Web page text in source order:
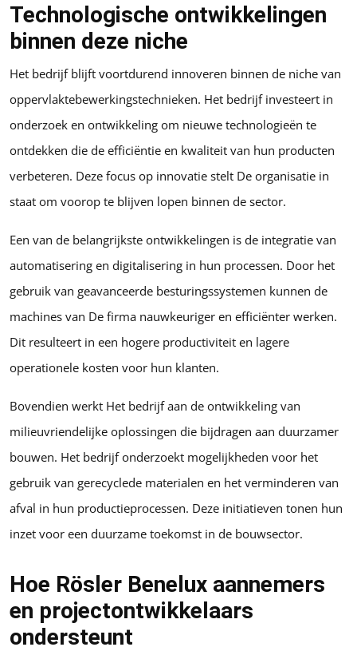
Technologische ontwikkelingen
binnen deze niche
Het bedrijf blijft voortdurend innoveren binnen de niche van
oppervlaktebewerkingstechnieken. Het bedrijf investeert in
onderzoek en ontwikkeling om nieuwe technologieën te
ontdekken die de efficiëntie en kwaliteit van hun producten
verbeteren. Deze focus op innovatie stelt De organisatie in
staat om voorop te blijven lopen binnen de sector.
Een van de belangrijkste ontwikkelingen is de integratie van
automatisering en digitalisering in hun processen. Door het
gebruik van geavanceerde besturingssystemen kunnen de
machines van De firma nauwkeuriger en efficiënter werken.
Dit resulteert in een hogere productiviteit en lagere
operationele kosten voor hun klanten.
Bovendien werkt Het bedrijf aan de ontwikkeling van
milieuvriendelijke oplossingen die bijdragen aan duurzamer
bouwen. Het bedrijf onderzoekt mogelijkheden voor het
gebruik van gerecyclede materialen en het verminderen van
afval in hun productieprocessen. Deze initiatieven tonen hun
inzet voor een duurzame toekomst in de bouwsector.
Hoe Rösler Benelux aannemers
en projectontwikkelaars
ondersteunt